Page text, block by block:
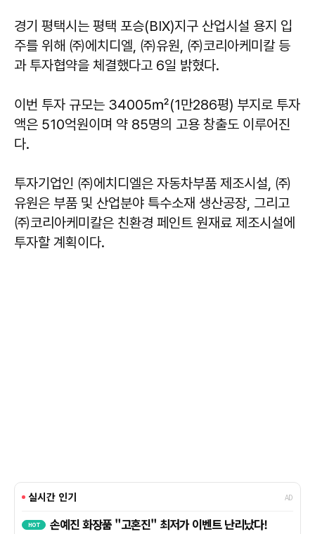
경기 평택시는 평택 포승(BIX)지구 산업시설 용지 입
주를 위해 ㈜에치디엘, ㈜유원, ㈜코리아케미칼 등
과 투자협약을 체결했다고 6일 밝혔다.
이번 투자 규모는 34005㎡(1만286평) 부지로 투자
액은 510억원이며 약 85명의 고용 창출도 이루어진
다.
투자기업인 ㈜에치디엘은 자동차부품 제조시설, ㈜
유원은 부품 및 산업분야 특수소재 생산공장, 그리고
㈜코리아케미칼은 친환경 페인트 원재료 제조시설에
투자할 계획이다.